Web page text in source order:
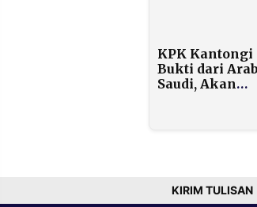
KPK Kantongi
Bukti dari Arab
Saudi, Akan
KIRIM TULISAN